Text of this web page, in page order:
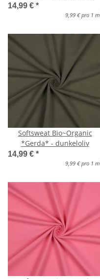
14,99 € *
9,99 € pro 1 m
Softsweat Bio~Organic
*Gerda* - dunkeloliv
14,99 € *
9,99 € pro 1 m